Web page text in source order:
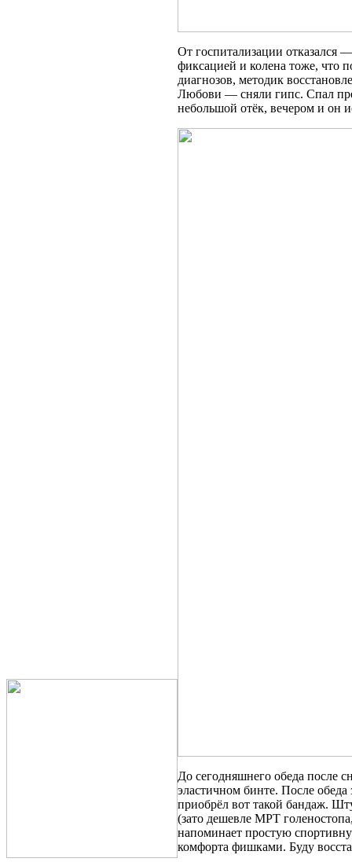
От госпитализации отказался
фиксацией и колена тоже, что
диагнозов, методик
Любови — сняли гипс. Спал
небольшой отёк, вечером и он
До сегодняшнего обеда после
эластичном бинте. После
приобрёл вот такой бандаж.
(зато дешевле МРТ
напоминает простую
комфорта фишками. Буду